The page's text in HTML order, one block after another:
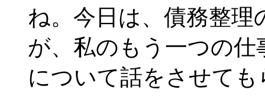
ね。今日は、債務整
が、私のもう一つの
について話をさせて